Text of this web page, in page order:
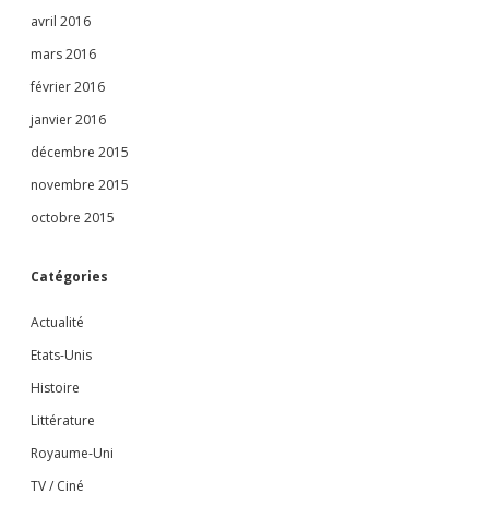
avril 2016
mars 2016
février 2016
janvier 2016
décembre 2015
novembre 2015
octobre 2015
Catégories
Actualité
Etats-Unis
Histoire
Littérature
Royaume-Uni
TV / Ciné